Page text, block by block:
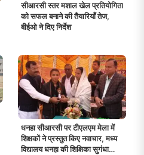
सीआरसी स्तर मशाल खेल प्रतियोगिता
को सफल बनाने की तैयारियाँ तेज,
बीईओ ने दिए निर्देश
धनहा सीआरसी पर टीएलएम मेला में
शिक्षकों ने प्रस्तुत किए नवाचार, मध्य
विद्यालय धनहा की शिक्षिका सुगंधा